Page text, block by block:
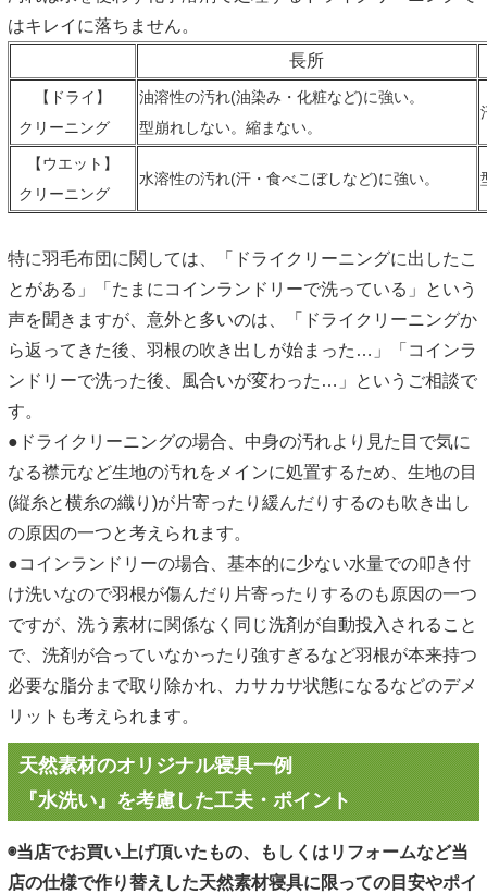
はキレイに落ちません。
長所
【ドライ】
クリーニング
油溶性の汚れ(油染み・化粧など)に強い。
型崩れしない。縮まない。
【ウエット】
クリーニング
水溶性の汚れ(汗・食べこぼしなど)に強い。
特に羽毛布団に関しては、「ドライクリーニングに出したこ
とがある」「たまにコインランドリーで洗っている」という
声を聞きますが、意外と多いのは、「ドライクリーニングか
ら返ってきた後、羽根の吹き出しが始まった…」「コインラ
ンドリーで洗った後、風合いが変わった…」というご相談で
す。
●ドライクリーニングの場合、中身の汚れより見た目で気に
なる襟元など生地の汚れをメインに処置するため、生地の目
(縦糸と横糸の織り)が片寄ったり緩んだりするのも吹き出し
の原因の一つと考えられます。
●コインランドリーの場合、基本的に少ない水量での叩き付
け洗いなので羽根が傷んだり片寄ったりするのも原因の一つ
ですが、洗う素材に関係なく同じ洗剤が自動投入されること
で、洗剤が合っていなかったり強すぎるなど羽根が本来持つ
必要な脂分まで取り除かれ、カサカサ状態になるなどのデメ
リットも考えられます。
天然素材のオリジナル寝具一例
『水洗い』を考慮した工夫・ポイント
◉当店でお買い上げ頂いたもの、もしくはリフォームなど当
店の仕様で作り替えした天然素材寝具に限っての目安やポイ